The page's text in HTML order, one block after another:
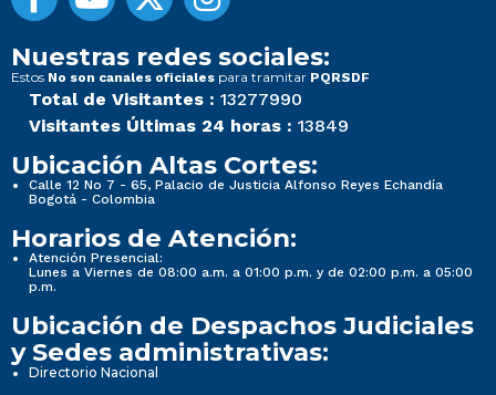
Nuestras redes sociales:
Estos No son canales oficiales para tramitar PQRSDF
Total de Visitantes : 13277990
Visitantes Últimas 24 horas : 13849
Ubicación Altas Cortes:
Calle 12 No 7 - 65, Palacio de Justicia Alfonso Reyes Echandía
Bogotá - Colombia
Horarios de Atención:
Atención Presencial:
Lunes a Viernes de 08:00 a.m. a 01:00 p.m. y de 02:00 p.m. a 05:00
p.m.
Ubicación de Despachos Judiciales
y Sedes administrativas:
Directorio Nacional